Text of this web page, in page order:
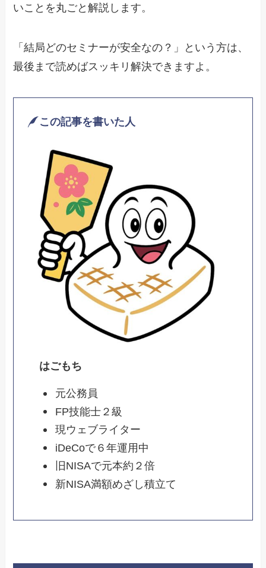
いことを丸ごと解説します。
「結局どのセミナーが安全なの？」という方は、
最後まで読めばスッキリ解決できますよ。
この記事を書いた人
はごもち
元公務員
FP技能士２級
現ウェブライター
iDeCoで６年運用中
旧NISAで元本約２倍
新NISA満額めざし積立て